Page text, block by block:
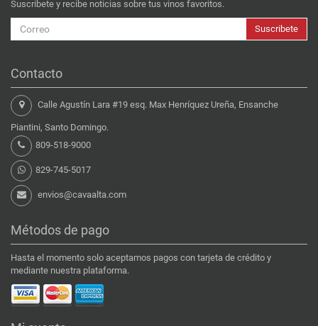
Suscribete y recibe noticias sobre tus vinos favoritos.
Suscribete
Contacto
Calle Agustín Lara #19 esq. Max Henríquez Ureña, Ensanche
Piantini, Santo Domingo.
809-518-9000
829-745-5017
envios@cavaalta.com
Métodos de pago
Hasta el momento solo aceptamos pagos con tarjeta de crédito y
mediante nuestra plataforma.